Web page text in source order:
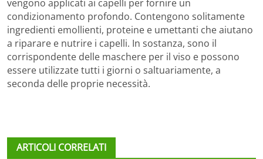
vengono applicati ai capelli per fornire un
condizionamento profondo. Contengono solitamente
ingredienti emollienti, proteine e umettanti che aiutano
a riparare e nutrire i capelli. In sostanza, sono il
corrispondente delle maschere per il viso e possono
essere utilizzate tutti i giorni o saltuariamente, a
seconda delle proprie necessità.
ARTICOLI CORRELATI